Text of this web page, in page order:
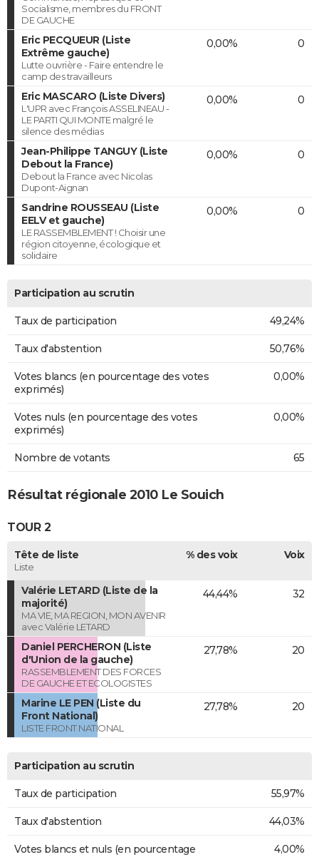
Socialisme, membres du FRONT
DE GAUCHE
Eric PECQUEUR (Liste
Extrême gauche)
Lutte ouvrière - Faire entendre le
camp des travailleurs
0,00% 0
Eric MASCARO (Liste Divers)
L'UPR avec François ASSELINEAU -
LE PARTI QUI MONTE malgré le
silence des médias
0,00% 0
Jean-Philippe TANGUY (Liste
Debout la France)
Debout la France avec Nicolas
Dupont-Aignan
0,00% 0
Sandrine ROUSSEAU (Liste
EELV et gauche)
LE RASSEMBLEMENT ! Choisir une
région citoyenne, écologique et
solidaire
0,00% 0
Participation au scrutin
Taux de participation 49,24%
Taux d'abstention 50,76%
Votes blancs (en pourcentage des votes
exprimés)
0,00%
Votes nuls (en pourcentage des votes
exprimés)
0,00%
Nombre de votants 65
Résultat régionale 2010 Le Souich
TOUR 2
Tête de liste
Liste
% des voix Voix
Valérie LETARD (Liste de la
majorité)
MA VIE, MA REGION, MON AVENIR
avec Valérie LETARD
44,44% 32
Daniel PERCHERON (Liste
d'Union de la gauche)
RASSEMBLEMENT DES FORCES
DE GAUCHE ET ECOLOGISTES
27,78% 20
Marine LE PEN (Liste du
Front National)
LISTE FRONT NATIONAL
27,78% 20
Participation au scrutin
Taux de participation 55,97%
Taux d'abstention 44,03%
Votes blancs et nuls (en pourcentage
4,00%